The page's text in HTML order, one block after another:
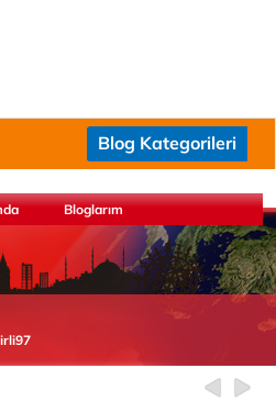
Blog Kategorileri
Bloglarım